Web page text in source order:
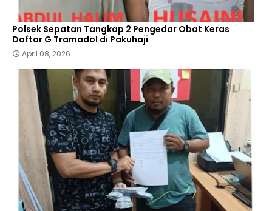
Polsek Sepatan Tangkap 2 Pengedar Obat Keras
Daftar G Tramadol di Pakuhaji
April 08, 2026